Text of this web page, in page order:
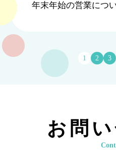
年末年始の営業につ
1 2 3
お問